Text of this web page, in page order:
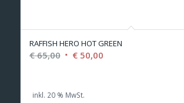
RAFFISH HERO HOT GREEN
€65,00 Ursprünglicher
€ 65,00
€50,00Aktueller
inkl. 20 % MwSt.